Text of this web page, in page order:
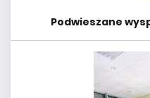
Podwieszane